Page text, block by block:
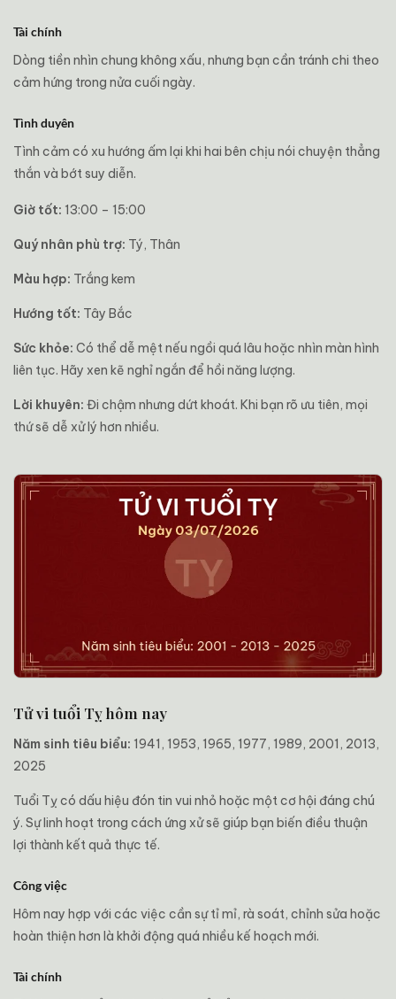
Tài chính
Dòng tiền nhìn chung không xấu, nhưng bạn cần tránh chi theo
cảm hứng trong nửa cuối ngày.
Tình duyên
Tình cảm có xu hướng ấm lại khi hai bên chịu nói chuyện thẳng
thắn và bớt suy diễn.
Giờ tốt: 13:00 – 15:00
Quý nhân phù trợ: Tý, Thân
Màu hợp: Trắng kem
Hướng tốt: Tây Bắc
Sức khỏe: Có thể dễ mệt nếu ngồi quá lâu hoặc nhìn màn hình
liên tục. Hãy xen kẽ nghỉ ngắn để hồi năng lượng.
Lời khuyên: Đi chậm nhưng dứt khoát. Khi bạn rõ ưu tiên, mọi
thứ sẽ dễ xử lý hơn nhiều.
Tử vi tuổi Tỵ hôm nay
Năm sinh tiêu biểu: 1941, 1953, 1965, 1977, 1989, 2001, 2013,
2025
Tuổi Tỵ có dấu hiệu đón tin vui nhỏ hoặc một cơ hội đáng chú
ý. Sự linh hoạt trong cách ứng xử sẽ giúp bạn biến điều thuận
lợi thành kết quả thực tế.
Công việc
Hôm nay hợp với các việc cần sự tỉ mỉ, rà soát, chỉnh sửa hoặc
hoàn thiện hơn là khởi động quá nhiều kế hoạch mới.
Tài chính